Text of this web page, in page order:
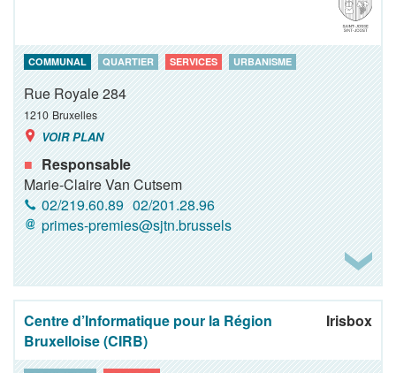
COMMUNAL QUARTIER SERVICES URBANISME
Rue Royale 284
1210 Bruxelles
VOIR PLAN
Responsable
Marie-Claire Van Cutsem
02/219.60.89 02/201.28.96
primes-premies@sjtn.brussels
Centre d’Informatique pour la Région
Bruxelloise (CIRB)
Irisbox